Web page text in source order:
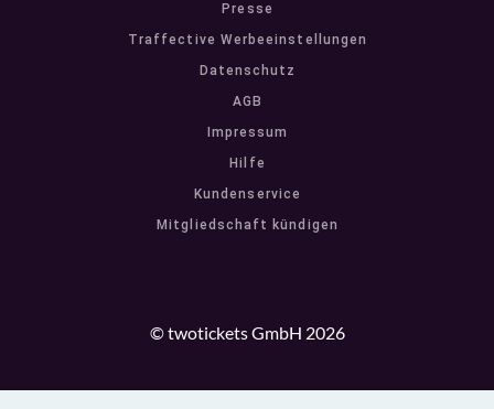
Presse
Traffective Werbeeinstellungen
Datenschutz
AGB
Impressum
Hilfe
Kundenservice
Mitgliedschaft kündigen
© twotickets GmbH 2026